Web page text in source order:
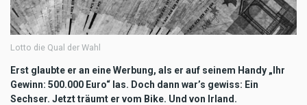
Lotto die Qual der Wahl
Erst glaubte er an eine Werbung, als er auf seinem Handy „Ihr
Gewinn: 500.000 Euro“ las. Doch dann war’s gewiss: Ein
Sechser. Jetzt träumt er vom Bike. Und von Irland.